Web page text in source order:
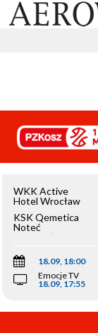
WKK Active
Hotel Wrocław
KSK Qemetica
Noteć
Inowrocław
18.09, 18:00
Emocje TV
18.09, 17:55